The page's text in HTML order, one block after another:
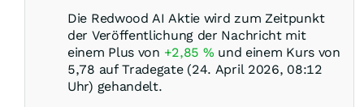
Die Redwood AI Aktie wird zum Zeitpunkt
der Veröffentlichung der Nachricht mit
einem Plus von +2,85 % und einem Kurs von
5,78 auf Tradegate (24. April 2026, 08:12
Uhr) gehandelt.